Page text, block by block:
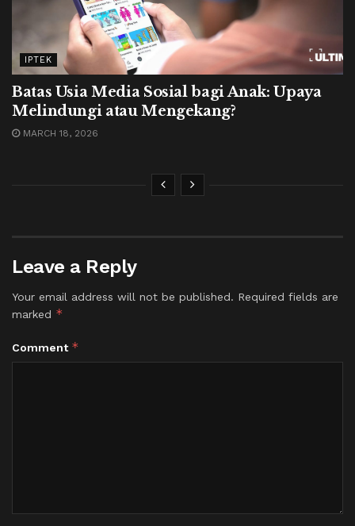
IPTEK
Batas Usia Media Sosial bagi Anak: Upaya
Melindungi atau Mengekang?
MARCH 18, 2026
Leave a Reply
Your email address will not be published. Required fields are
marked *
Comment *